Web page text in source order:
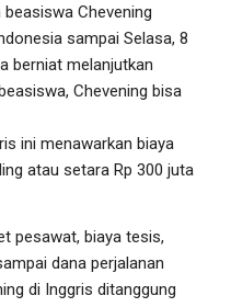
Chevening
sampai Selasa, 8
berniat melanjutkan
Chevening bisa
ini menawarkan biaya
atau setara Rp 300 juta
pesawat, biaya tesis,
dana perjalanan
di Inggris ditanggung